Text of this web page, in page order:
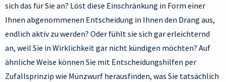
sich das für Sie an? Löst diese Einschränkung in Form einer
Ihnen abgenommenen Entscheidung in Ihnen den Drang aus,
endlich aktiv zu werden? Oder fühlt sie sich gar erleichternd
an, weil Sie in Wirklichkeit gar nicht kündigen möchten? Auf
ähnliche Weise können Sie mit Entscheidungshilfen per
Zufallsprinzip wie Münzwurf herausfinden, was Sie tatsächlich